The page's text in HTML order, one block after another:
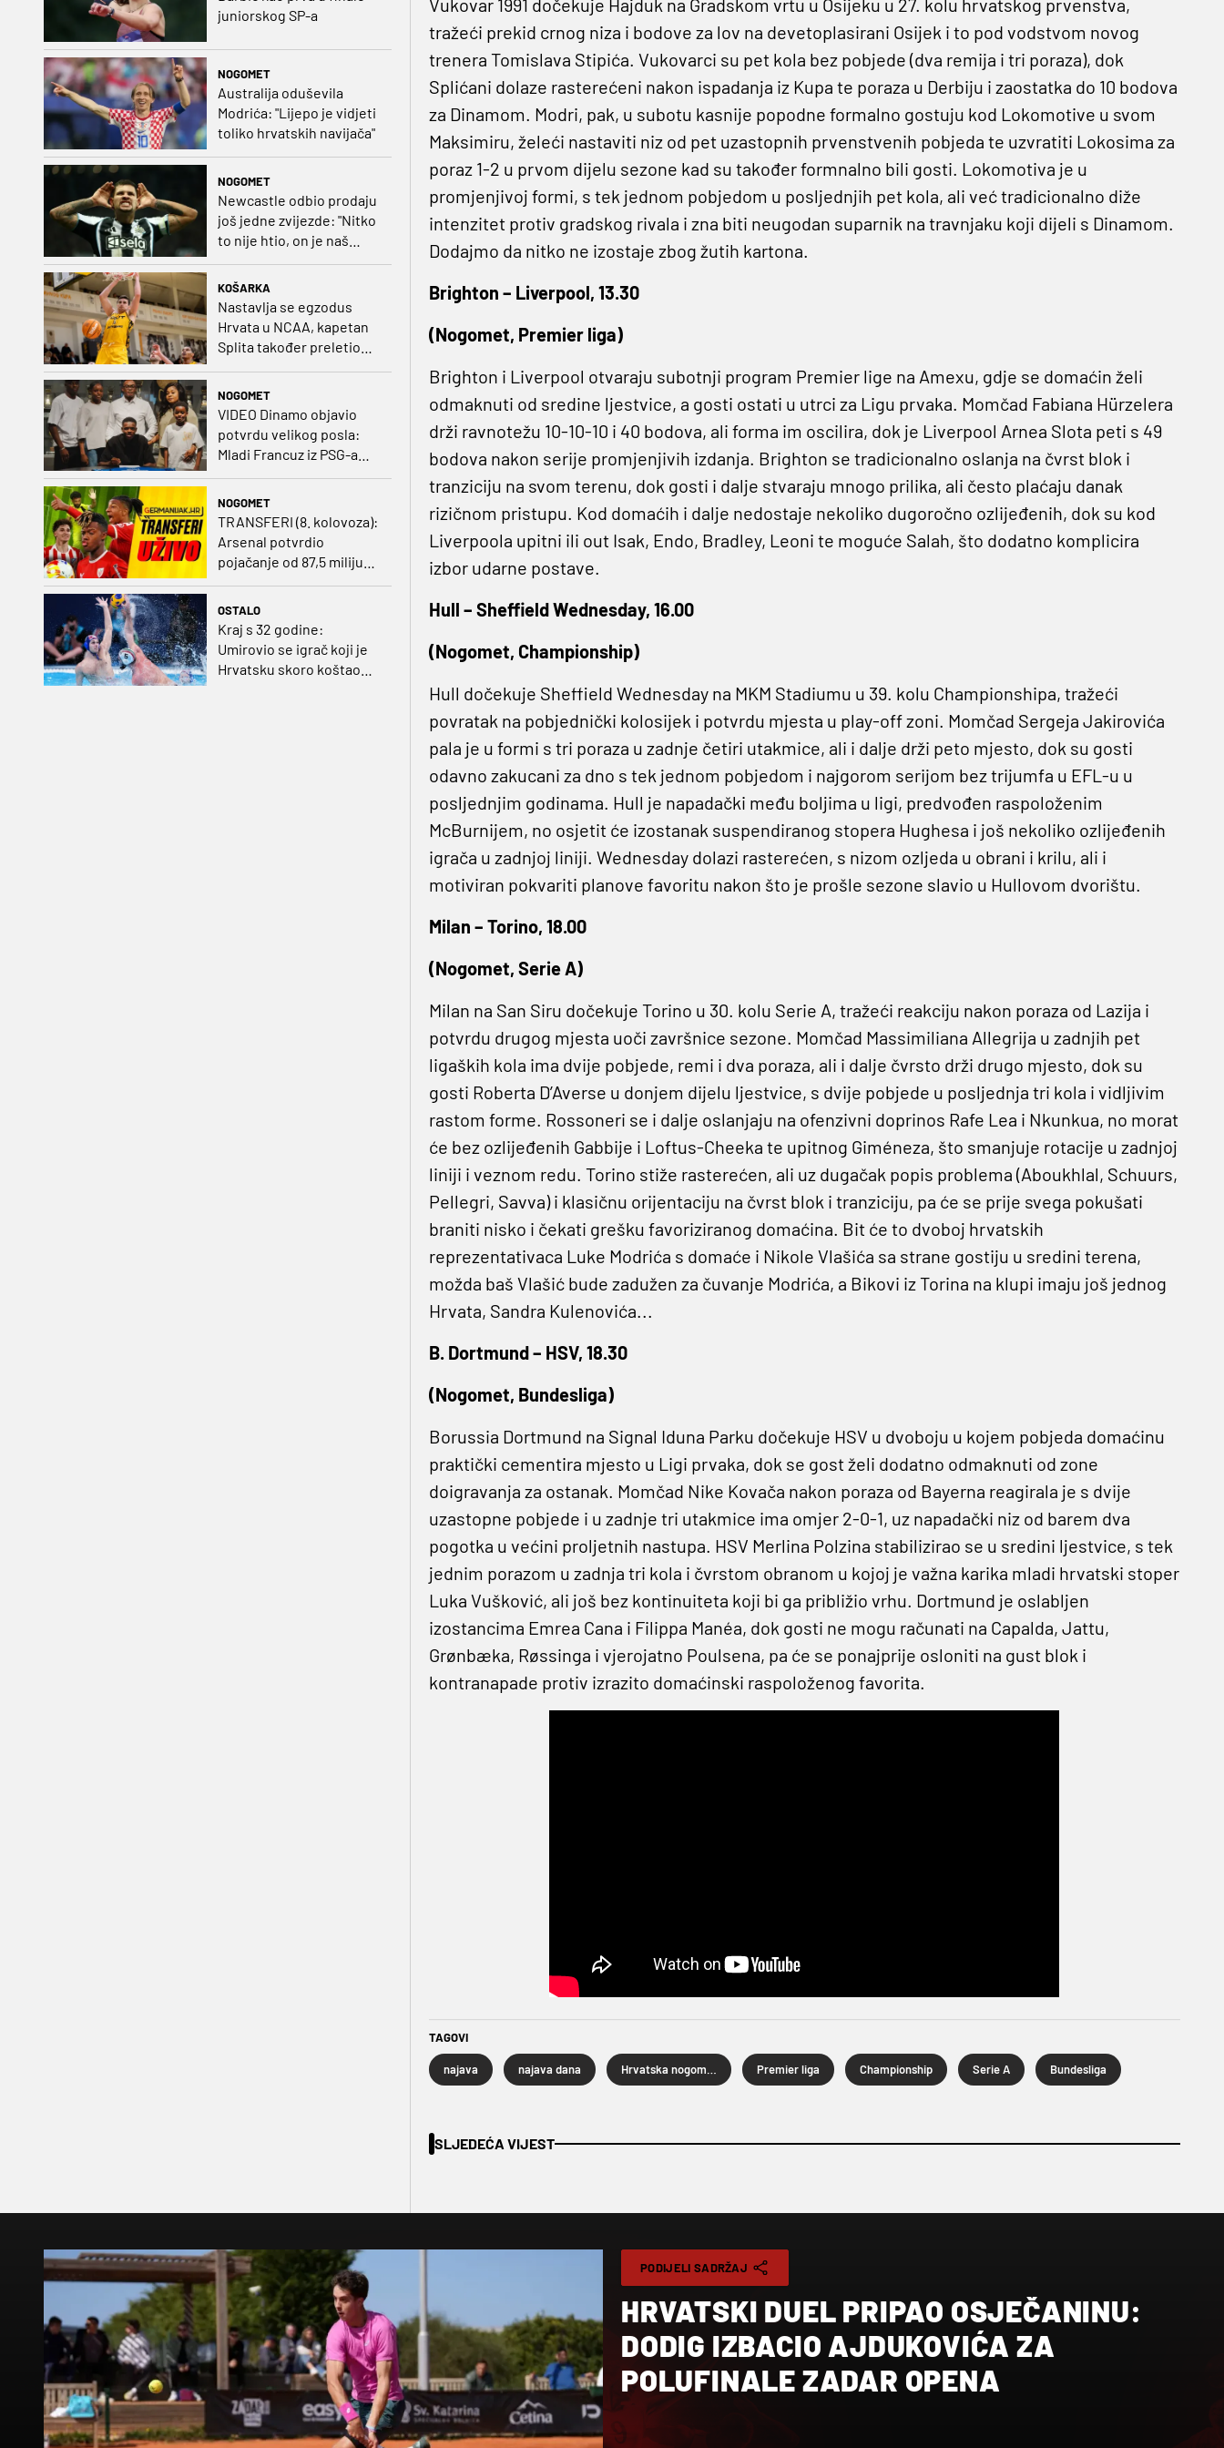
juniorskog SP-a
NOGOMET
Australija oduševila
Modrića: "Lijepo je vidjeti
toliko hrvatskih navijača"
NOGOMET
Newcastle odbio prodaju
još jedne zvijezde: "Nitko
to nije htio, on je naš
KOŠARKA
Nastavlja se egzodus
Hrvata u NCAA, kapetan
Splita također preletio
NOGOMET
VIDEO Dinamo objavio
potvrdu velikog posla:
Mladi Francuz iz PSG-a
zadužio dres Plavih!
NOGOMET
TRANSFERI (8. kolovoza):
Arsenal potvrdio
pojačanje od 87,5 milijuna
OSTALO
Kraj s 32 godine:
Umirovio se igrač koji je
Hrvatsku skoro koštao
Vukovar 1991 dočekuje Hajduk na Gradskom vrtu u Osijeku u 27. kolu hrvatskog prvenstva,
tražeći prekid crnog niza i bodove za lov na devetoplasirani Osijek i to pod vodstvom novog
trenera Tomislava Stipića. Vukovarci su pet kola bez pobjede (dva remija i tri poraza), dok
Splićani dolaze rasterećeni nakon ispadanja iz Kupa te poraza u Derbiju i zaostatka do 10 bodova
za Dinamom. Modri, pak, u subotu kasnije popodne formalno gostuju kod Lokomotive u svom
Maksimiru, želeći nastaviti niz od pet uzastopnih prvenstvenih pobjeda te uzvratiti Lokosima za
poraz 1-2 u prvom dijelu sezone kad su također formnalno bili gosti. Lokomotiva je u
promjenjivoj formi, s tek jednom pobjedom u posljednjih pet kola, ali već tradicionalno diže
intenzitet protiv gradskog rivala i zna biti neugodan suparnik na travnjaku koji dijeli s Dinamom.
Dodajmo da nitko ne izostaje zbog žutih kartona.
Brighton – Liverpool, 13.30
(Nogomet, Premier liga)
Brighton i Liverpool otvaraju subotnji program Premier lige na Amexu, gdje se domaćin želi
odmaknuti od sredine ljestvice, a gosti ostati u utrci za Ligu prvaka. Momčad Fabiana Hürzelera
drži ravnotežu 10-10-10 i 40 bodova, ali forma im oscilira, dok je Liverpool Arnea Slota peti s 49
bodova nakon serije promjenjivih izdanja. Brighton se tradicionalno oslanja na čvrst blok i
tranziciju na svom terenu, dok gosti i dalje stvaraju mnogo prilika, ali često plaćaju danak
rizičnom pristupu. Kod domaćih i dalje nedostaje nekoliko dugoročno ozlijeđenih, dok su kod
Liverpoola upitni ili out Isak, Endo, Bradley, Leoni te moguće Salah, što dodatno komplicira
izbor udarne postave.
Hull – Sheffield Wednesday, 16.00
(Nogomet, Championship)
Hull dočekuje Sheffield Wednesday na MKM Stadiumu u 39. kolu Championshipa, tražeći
povratak na pobjednički kolosijek i potvrdu mjesta u play-off zoni. Momčad Sergeja Jakirovića
pala je u formi s tri poraza u zadnje četiri utakmice, ali i dalje drži peto mjesto, dok su gosti
odavno zakucani za dno s tek jednom pobjedom i najgorom serijom bez trijumfa u EFL-u u
posljednjim godinama. Hull je napadački među boljima u ligi, predvođen raspoloženim
McBurnijem, no osjetit će izostanak suspendiranog stopera Hughesa i još nekoliko ozlijeđenih
igrača u zadnjoj liniji. Wednesday dolazi rasterećen, s nizom ozljeda u obrani i krilu, ali i
motiviran pokvariti planove favoritu nakon što je prošle sezone slavio u Hullovom dvorištu.
Milan – Torino, 18.00
(Nogomet, Serie A)
Milan na San Siru dočekuje Torino u 30. kolu Serie A, tražeći reakciju nakon poraza od Lazija i
potvrdu drugog mjesta uoči završnice sezone. Momčad Massimiliana Allegrija u zadnjih pet
ligaških kola ima dvije pobjede, remi i dva poraza, ali i dalje čvrsto drži drugo mjesto, dok su
gosti Roberta D’Averse u donjem dijelu ljestvice, s dvije pobjede u posljednja tri kola i vidljivim
rastom forme. Rossoneri se i dalje oslanjaju na ofenzivni doprinos Rafe Lea i Nkunkua, no morat
će bez ozlijeđenih Gabbije i Loftus-Cheeka te upitnog Giméneza, što smanjuje rotacije u zadnjoj
liniji i veznom redu. Torino stiže rasterećen, ali uz dugačak popis problema (Aboukhlal, Schuurs,
Pellegri, Savva) i klasičnu orijentaciju na čvrst blok i tranziciju, pa će se prije svega pokušati
braniti nisko i čekati grešku favoriziranog domaćina. Bit će to dvoboj hrvatskih
reprezentativaca Luke Modrića s domaće i Nikole Vlašića sa strane gostiju u sredini terena,
možda baš Vlašić bude zadužen za čuvanje Modrića, a Bikovi iz Torina na klupi imaju još jednog
Hrvata, Sandra Kulenovića...
B. Dortmund – HSV, 18.30
(Nogomet, Bundesliga)
Borussia Dortmund na Signal Iduna Parku dočekuje HSV u dvoboju u kojem pobjeda domaćinu
praktički cementira mjesto u Ligi prvaka, dok se gost želi dodatno odmaknuti od zone
doigravanja za ostanak. Momčad Nike Kovača nakon poraza od Bayerna reagirala je s dvije
uzastopne pobjede i u zadnje tri utakmice ima omjer 2-0-1, uz napadački niz od barem dva
pogotka u većini proljetnih nastupa. HSV Merlina Polzina stabilizirao se u sredini ljestvice, s tek
jednim porazom u zadnja tri kola i čvrstom obranom u kojoj je važna karika mladi hrvatski stoper
Luka Vušković, ali još bez kontinuiteta koji bi ga približio vrhu. Dortmund je oslabljen
izostancima Emrea Cana i Filippa Manéa, dok gosti ne mogu računati na Capalda, Jattu,
Grønbæka, Røssinga i vjerojatno Poulsena, pa će se ponajprije osloniti na gust blok i
kontranapade protiv izrazito domaćinski raspoloženog favorita.
TAGOVI
najava najava dana Hrvatska nogometna liga Premier liga Championship Serie A Bundesliga
SLJEDEĆA VIJEST
PODIJELI SADRŽAJ
HRVATSKI DUEL PRIPAO OSJEČANINU:
DODIG IZBACIO AJDUKOVIĆA ZA
POLUFINALE ZADAR OPENA